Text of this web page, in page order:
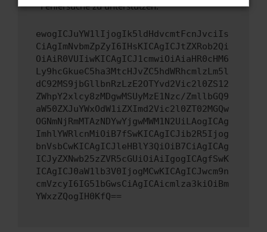
Fehlersuche zu unterstützen:
ewogICJuYW1lIjogIk5ldHdvcmtFcnJvciIs
CiAgImNvbmZpZyI6IHsKICAgICJtZXRob2Qi
OiAiR0VUIiwKICAgICJ1cmwiOiAiaHR0cHM6
Ly9hcGkueC5ha3MtcHJvZC5hdWRhcmlzLm5l
dC92MS9jbGllbnRzLzE2OTYvd2Vic2l0ZS12
ZWhpY2xlcy8zMDgwMSUyMzE1Nzc/ZmllbGQ9
aW50ZXJuYWxOdW1iZXImd2Vic2l0ZT02MGQw
OGNmNjRmMTAzNDYwYjgwMWM1N2UiLAogICAg
ImhlYWRlcnMiOiB7fSwKICAgICJib2R5Ijog
bnVsbCwKICAgICJleHBlY3QiOiB7CiAgICAg
ICJyZXNwb25zZVR5cGUiOiAiIgogICAgfSwK
ICAgICJ0aW1lb3V0IjogMCwKICAgICJwcm9n
cmVzcyI6IG51bGwsCiAgICAicmlza3kiOiBm
YWxzZQogIH0KfQ==